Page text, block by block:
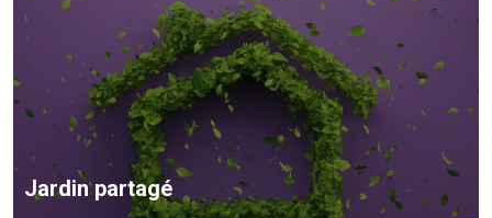
Jardin partagé